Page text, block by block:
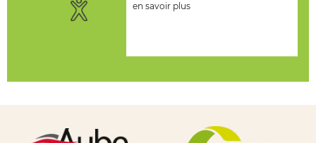
en savoir plus